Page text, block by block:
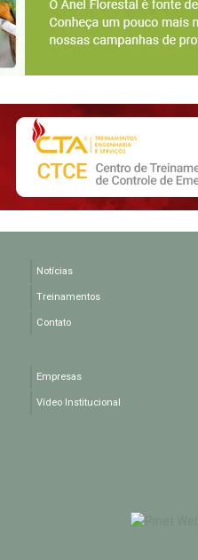
Notícias
Treinamentos
Contato
Empresas
Vídeo Institucional